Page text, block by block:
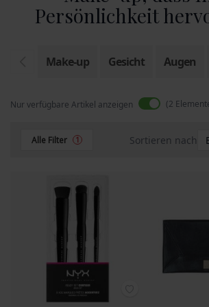
Persönlichkeit
Make-up Gesicht Augen
Nur verfügbare Artikel anzeigen 2
Alle Filter 1 Sortieren nach